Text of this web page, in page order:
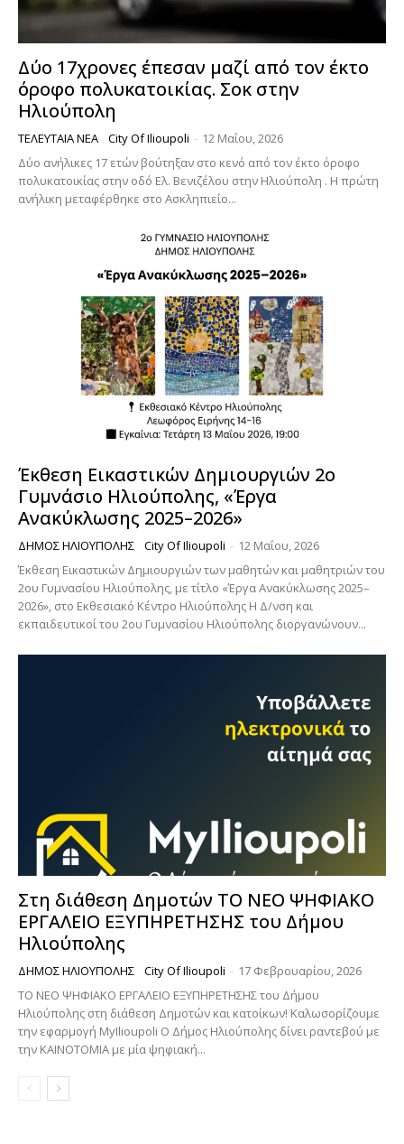
Δύο 17χρονες έπεσαν μαζί από τον έκτο
όροφο πολυκατοικίας. Σοκ στην
Ηλιούπολη
ΤΕΛΕΥΤΑΊΑ ΝΈΑ City Of Ilioupoli - 12 Μαΐου, 2026
Δύο ανήλικες 17 ετών βούτηξαν στο κενό από τον έκτο όροφο
πολυκατοικίας στην οδό Ελ. Βενιζέλου στην Ηλιούπολη . Η πρώτη
ανήλικη μεταφέρθηκε στο Ασκληπιείο...
Έκθεση Εικαστικών Δημιουργιών 2ο
Γυμνάσιο Ηλιούπολης, «Έργα
Ανακύκλωσης 2025–2026»
ΔΉΜΟΣ ΗΛΙΟΎΠΟΛΗΣ City Of Ilioupoli - 12 Μαΐου, 2026
Έκθεση Εικαστικών Δημιουργιών των μαθητών και μαθητριών του
2ου Γυμνασίου Ηλιούπολης, με τίτλο «Έργα Ανακύκλωσης 2025–
2026», στο Εκθεσιακό Κέντρο Ηλιούπολης Η Δ/νση και
εκπαιδευτικοί του 2ου Γυμνασίου Ηλιούπολης διοργανώνουν...
Στη διάθεση Δημοτών ΤΟ ΝΕΟ ΨΗΦΙΑΚΟ
ΕΡΓΑΛΕΙΟ ΕΞΥΠΗΡΕΤΗΣΗΣ του Δήμου
Ηλιούπολης
ΔΉΜΟΣ ΗΛΙΟΎΠΟΛΗΣ City Of Ilioupoli - 17 Φεβρουαρίου, 2026
ΤΟ ΝΕΟ ΨΗΦΙΑΚΟ ΕΡΓΑΛΕΙΟ ΕΞΥΠΗΡΕΤΗΣΗΣ του Δήμου
Ηλιούπολης στη διάθεση Δημοτών και κατοίκων! Καλωσορίζουμε
την εφαρμογή MyIlioupoli Ο Δήμος Ηλιούπολης δίνει ραντεβού με
την ΚΑΙΝΟΤΟΜΙΑ με μία ψηφιακή...